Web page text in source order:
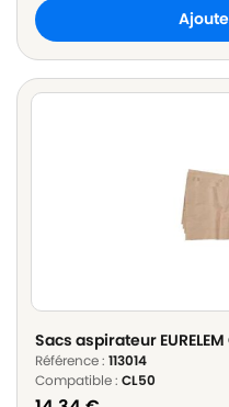
Sacs aspirateur
Référence : 113014
Compatible : CL50